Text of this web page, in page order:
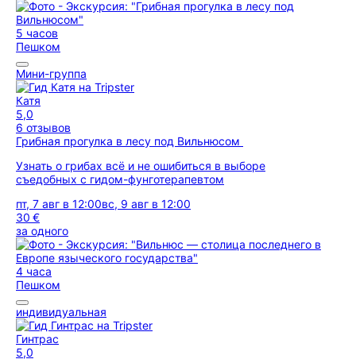
5 часов
Пешком
Мини-группа
Катя
5,0
6 отзывов
Грибная прогулка в лесу под Вильнюсом
Узнать о грибах всё и не ошибиться в выборе
съедобных с гидом-фунготерапевтом
пт, 7 авг в 12:00вс, 9 авг в 12:00
30 €
за одного
4 часа
Пешком
индивидуальная
Гинтрас
5,0